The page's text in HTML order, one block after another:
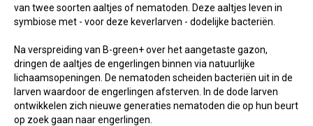
van twee soorten aaltjes of nematoden. Deze aaltjes leven in
symbiose met - voor deze keverlarven - dodelijke bacteriën.
Na verspreiding van B-green+ over het aangetaste gazon,
dringen de aaltjes de engerlingen binnen via natuurlijke
lichaamsopeningen. De nematoden scheiden bacteriën uit in de
larven waardoor de engerlingen afsterven. In de dode larven
ontwikkelen zich nieuwe generaties nematoden die op hun beurt
op zoek gaan naar engerlingen.